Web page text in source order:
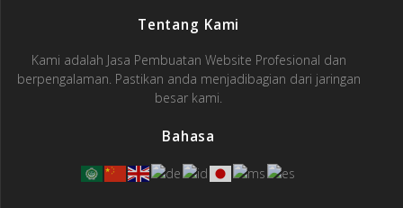
Tentang Kami
Kami adalah Jasa Pembuatan Website Profesional dan
berpengalaman. Pastikan anda menjadibagian dari jaringan
besar kami.
Bahasa